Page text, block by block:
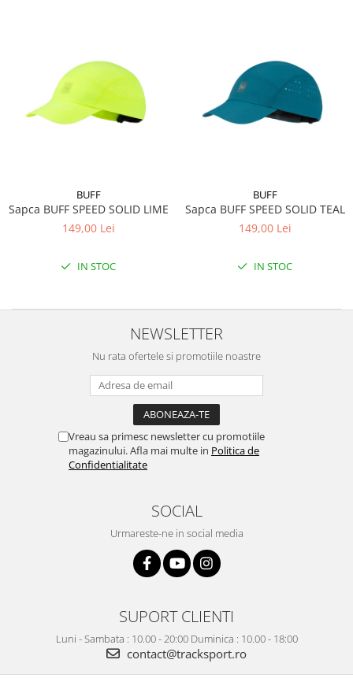
BUFF
Sapca BUFF SPEED SOLID LIME
149,00 Lei
IN STOC
BUFF
Sapca BUFF SPEED SOLID TEAL
149,00 Lei
IN STOC
NEWSLETTER
Nu rata ofertele si promotiile noastre
Vreau sa primesc newsletter cu promotiile
magazinului. Afla mai multe in Politica de
Confidentialitate
SOCIAL
Urmareste-ne in social media
SUPORT CLIENTI
Luni - Sambata : 10.00 - 20:00 Duminica : 10.00 - 18:00
contact@tracksport.ro